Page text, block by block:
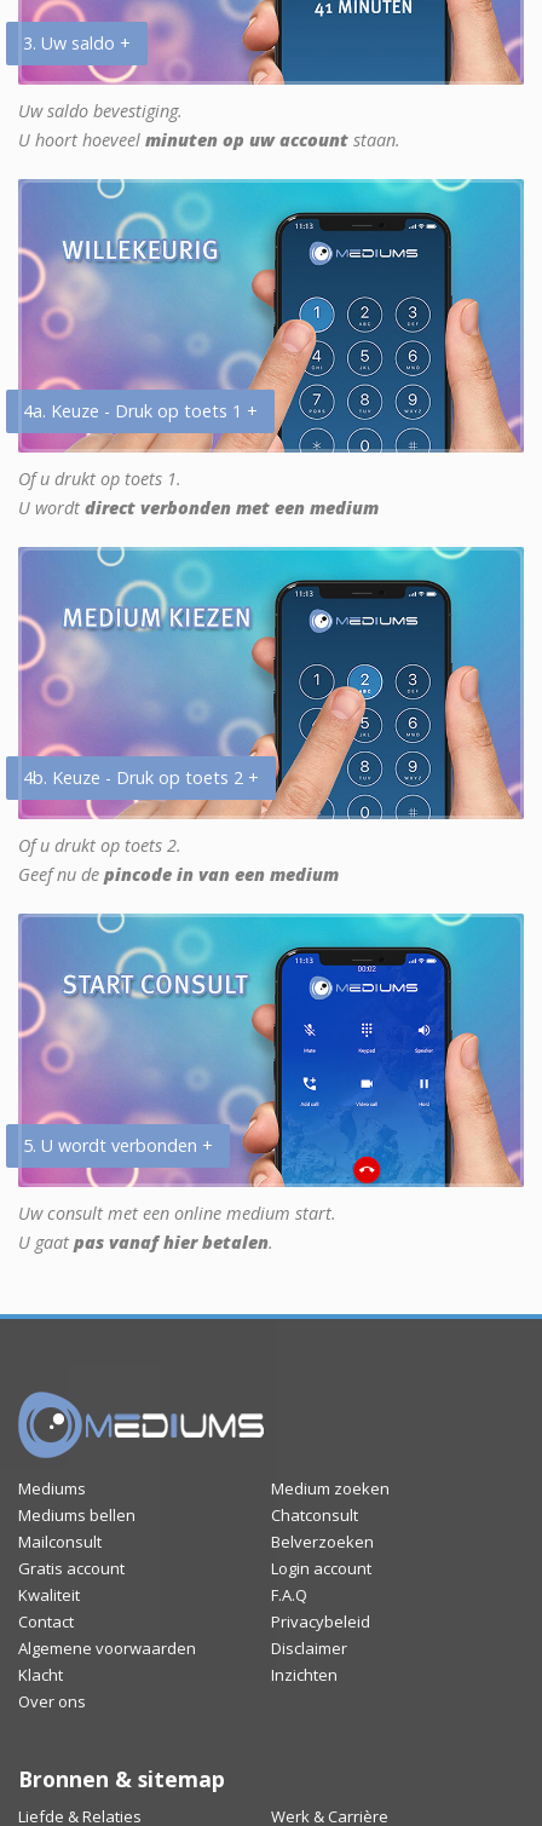
3. Uw saldo +
Uw saldo bevestiging.
U hoort hoeveel minuten op uw account staan.
4a. Keuze - Druk op toets 1 +
Of u drukt op toets 1.
U wordt direct verbonden met een medium
4b. Keuze - Druk op toets 2 +
Of u drukt op toets 2.
Geef nu de pincode in van een medium
5. U wordt verbonden +
Uw consult met een online medium start.
U gaat pas vanaf hier betalen.
Mediums
Medium zoeken
Mediums bellen
Chatconsult
Mailconsult
Belverzoeken
Gratis account
Login account
Kwaliteit
F.A.Q
Contact
Privacybeleid
Algemene voorwaarden
Disclaimer
Klacht
Inzichten
Over ons
Bronnen & sitemap
Liefde & Relaties Werk & Carrière